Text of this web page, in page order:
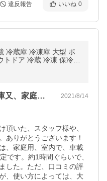
違反報告 いいね 0
冷蔵庫 冷凍庫 大型 ポ
トドア 冷蔵 冷凍 保冷
キャンプ 災害 クーラ
アウトドア用の、車載冷蔵庫又、家庭の室内 2021/8/14
頂いた、スタッフ様や、
ありがとうございます！
、家庭用、室内で、車載
です。約1時間ぐらいで、
した。ただ、口コミの評
、使い方によっては、大